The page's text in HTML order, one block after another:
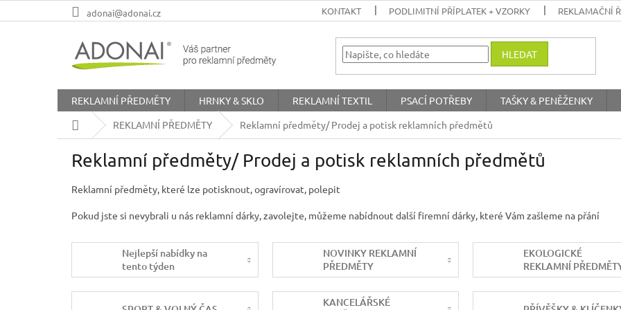
na
adonai@adonai.cz KONTAKT PODLIMITNÍ PŘÍPLATEK + VZORKY REKLAMAČNÍ
HLEDAT
REKLAMNÍ PŘEDMĚTY HRNKY & SKLO REKLAMNÍ TEXTIL PSACÍ POTŘEBY TAŠKY & PENĚŽENKY
Domů
REKLAMNÍ PŘEDMĚTY Reklamní předměty/ Prodej a potisk reklamních předmětů
Reklamní předměty/ Prodej a potisk reklamních předmětů
Reklamní předměty, které lze potisknout, ogravírovat, polepit
Pokud jste si nevybrali u nás reklamní dárky, zavolejte, můžeme nabídnout další firemní dárky, které Vám zašleme na přání
Nejlepší nabídky na
tento týden
NOVINKY REKLAMNÍ
PŘEDMĚTY
EKOLOGICKÉ
REKLAMNÍ
KANCELÁŘSKÉ